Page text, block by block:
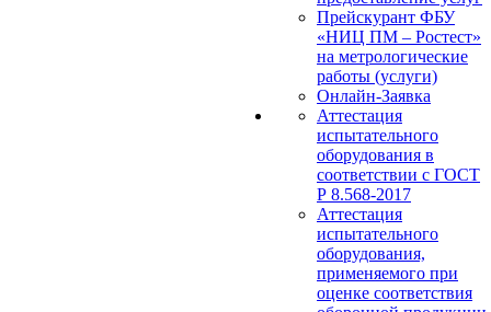
Прейскурант ФБУ
«НИЦ ПМ – Ростест»
на метрологические
работы (услуги)
Онлайн-Заявка
Аттестация
испытательного
оборудования в
соответствии с ГОСТ
Р 8.568-2017
Аттестация
испытательного
оборудования,
применяемого при
оценке соответствия